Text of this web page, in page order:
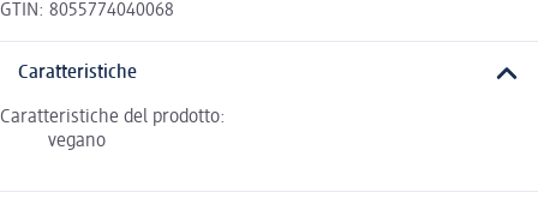
GTIN: 8055774040068
Caratteristiche
Caratteristiche del prodotto:
vegano